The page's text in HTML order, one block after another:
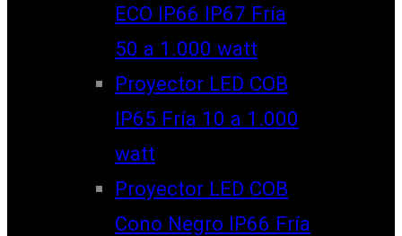
ECO IP66 IP67 Fría
50 a 1.000 watt
Proyector LED COB
IP65 Fría 10 a 1.000
watt
Proyector LED COB
Cono Negro IP66 Fría